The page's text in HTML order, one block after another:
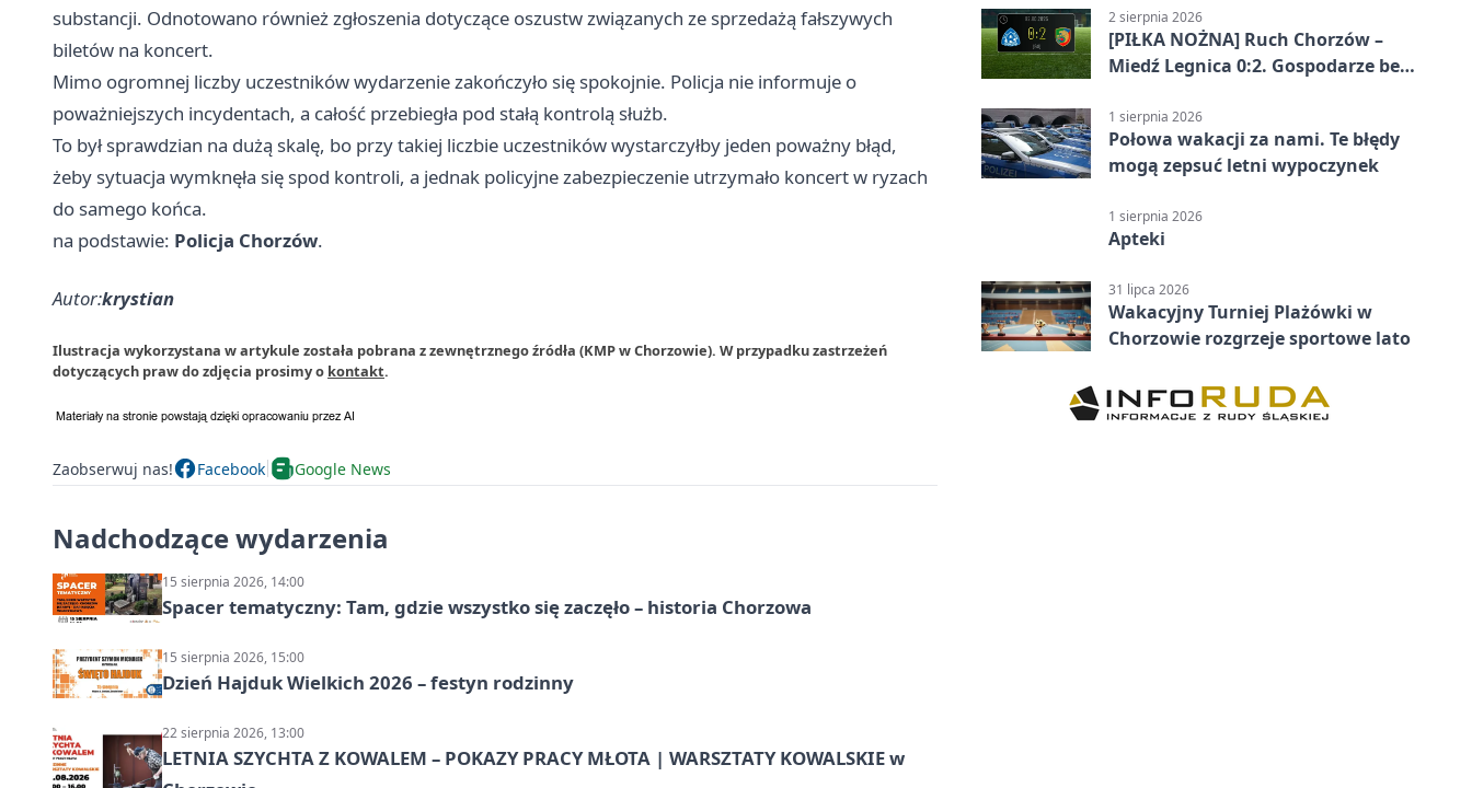
substancji. Odnotowano również zgłoszenia dotyczące oszustw związanych ze sprzedażą fałszywych
biletów na koncert.
Mimo ogromnej liczby uczestników wydarzenie zakończyło się spokojnie. Policja nie informuje o
poważniejszych incydentach, a całość przebiegła pod stałą kontrolą służb.
To był sprawdzian na dużą skalę, bo przy takiej liczbie uczestników wystarczyłby jeden poważny błąd,
żeby sytuacja wymknęła się spod kontroli, a jednak policyjne zabezpieczenie utrzymało koncert w ryzach
do samego końca.
na podstawie: Policja Chorzów.
Autor:krystian
Ilustracja wykorzystana w artykule została pobrana z zewnętrznego źródła (KMP w Chorzowie). W przypadku zastrzeżeń
dotyczących praw do zdjęcia prosimy o kontakt.
Zaobserwuj nas! Facebook Google News
Nadchodzące wydarzenia
15 sierpnia 2026, 14:00
Spacer tematyczny: Tam, gdzie wszystko się zaczęło – historia Chorzowa
15 sierpnia 2026, 15:00
Dzień Hajduk Wielkich 2026 – festyn rodzinny
22 sierpnia 2026, 13:00
LETNIA SZYCHTA Z KOWALEM – POKAZY PRACY MŁOTA | WARSZTATY KOWALSKIE w
2 sierpnia 2026
[PIŁKA NOŻNA] Ruch Chorzów –
Miedź Legnica 0:2. Gospodarze bez
1 sierpnia 2026
Połowa wakacji za nami. Te błędy
mogą zepsuć letni wypoczynek
1 sierpnia 2026
Apteki
31 lipca 2026
Wakacyjny Turniej Plażówki w
Chorzowie rozgrzeje sportowe lato